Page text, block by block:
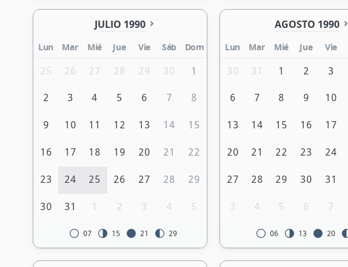
JULIO 1990
Lun Mar Mié Jue Vie Sáb Dom
25 26 27 28 29 30 1
2 3 4 5 6 7 8
9 10 11 12 13 14 15
16 17 18 19 20 21 22
23 24 25 26 27 28 29
30 31 1 2 3 4 5
07 15 21 29
AGOSTO 1990
Lun Mar Mié Jue Vie
30 31 1 2 3
6 7 8 9 10
13 14 15 16 17
20 21 22 23 24
27 28 29 30 31
3 4 5 6 7
06 13 20